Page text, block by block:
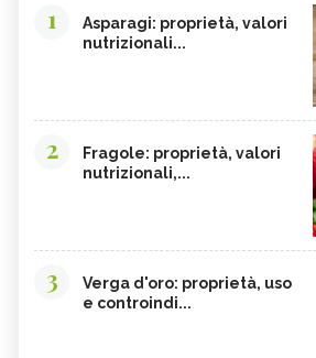
1
Asparagi: proprietà, valori
nutrizionali...
2
Fragole: proprietà, valori
nutrizionali,...
3
Verga d'oro: proprietà, uso
e controindi...